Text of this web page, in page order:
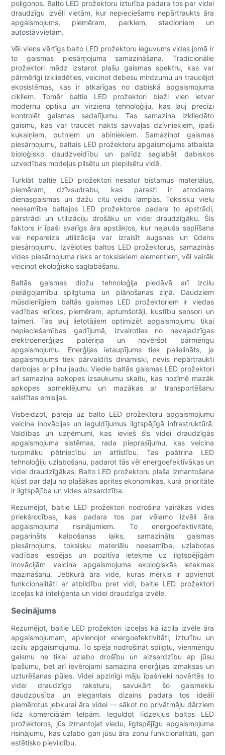
poligonos. Balto LED prožektoru izturība padara tos par videi
draudzīgu izvēli vietām, kur nepieciešams nepārtraukts āra
apgaismojums, piemēram, parkiem, stadioniem un
autostāvvietām.
Vēl viens vērtīgs balto LED prožektoru ieguvums vides jomā ir
to gaismas piesārņojuma samazināšana. Tradicionālie
prožektori mēdz izstarot plašu gaismas spektru, kas var
pārmērīgi izkliedēties, veicinot debesu mirdzumu un traucējot
ekosistēmas, kas ir atkarīgas no dabiskā apgaismojuma
cikliem. Tomēr baltie LED prožektori bieži vien ietver
modernu optiku un virziena tehnoloģiju, kas ļauj precīzi
kontrolēt gaismas sadalījumu. Tas samazina izkliedēto
gaismu, kas var traucēt nakts savvaļas dzīvniekiem, īpaši
kukaiņiem, putniem un abiniekiem. Samazinot gaismas
piesārņojumu, baltais LED prožektoru apgaismojums atbalsta
bioloģisko daudzveidību un palīdz saglabāt dabiskos
uzvedības modeļus pilsētu un piepilsētu vidē.
Turklāt baltie LED prožektori nesatur bīstamus materiālus,
piemēram, dzīvsudrabu, kas parasti ir atrodams
dienasgaismas un dažu citu veidu lampās. Toksisku vielu
neesamība baltajos LED prožektoros padara to apstrādi,
pārstrādi un utilizāciju drošāku un videi draudzīgāku. Šis
faktors ir īpaši svarīgs āra apstākļos, kur nejauša saplīšana
vai nepareiza utilizācija var izraisīt augsnes un ūdens
piesārņojumu. Izvēloties baltos LED prožektorus, samazinās
vides piesārņojuma risks ar toksiskiem elementiem, vēl vairāk
veicinot ekoloģisko saglabāšanu.
Baltās gaismas diožu tehnoloģija piedāvā arī izcilu
pielāgojamību spilgtuma un plānošanas ziņā. Daudziem
mūsdienīgiem baltās gaismas LED prožektoriem ir viedas
vadības ierīces, piemēram, aptumšotāji, kustību sensori un
taimeri. Tas ļauj lietotājiem optimizēt apgaismojumu tikai
nepieciešamības gadījumā, izvairoties no nevajadzīgas
elektroenerģijas patēriņa un novēršot pārmērīgu
apgaismojumu. Enerģijas ietaupījums tiek palielināts, ja
apgaismojums tiek pārvaldīts dinamiski, nevis nepārtraukti
darbojas ar pilnu jaudu. Viedie baltās gaismas LED prožektori
arī samazina apkopes izsaukumu skaitu, kas nozīmē mazāk
apkopes apmeklējumu un mazākas ar transportēšanu
saistītas emisijas.
Visbeidzot, pāreja uz balto LED prožektoru apgaismojumu
veicina inovācijas un ieguldījumus ilgtspējīgā infrastruktūrā.
Valdības un uzņēmumi, kas ievieš šīs videi draudzīgās
apgaismojuma sistēmas, rada pieprasījumu, kas veicina
turpmāku pētniecību un attīstību. Tas paātrina LED
tehnoloģiju uzlabošanu, padarot tās vēl energoefektīvākas un
videi draudzīgākas. Balto LED prožektoru plaša izmantošana
kļūst par daļu no plašākas aprites ekonomikas, kurā prioritāte
ir ilgtspējība un vides aizsardzība.
Rezumējot, baltie LED prožektori nodrošina vairākas vides
priekšrocības, kas padara tos par vēlamo izvēli āra
apgaismojuma risinājumiem. To energoefektivitāte,
pagarināts kalpošanas laiks, samazināts gaismas
piesārņojums, toksisku materiālu neesamība, uzlabotas
vadības iespējas un pozitīva ietekme uz ilgtspējīgām
inovācijām veicina apgaismojuma ekoloģiskās ietekmes
mazināšanu. Jebkurā āra vidē, kuras mērķis ir apvienot
funkcionalitāti ar atbildību pret vidi, baltie LED prožektori
izceļas kā inteliģenta un videi draudzīga izvēle.
Secinājums
Rezumējot, baltie LED prožektori izceļas kā izcila izvēle āra
apgaismojumam, apvienojot energoefektivitāti, izturību un
izcilu apgaismojumu. To spēja nodrošināt spilgtu, vienmērīgu
gaismu ne tikai uzlabo drošību un aizsardzību ap jūsu
īpašumu, bet arī ievērojami samazina enerģijas izmaksas un
uzturēšanas pūles. Videi apzinīgi māju īpašnieki novērtēs to
videi draudzīgo raksturu, savukārt šo gaismekļu
daudzpusība un elegantais dizains padara tos ideāli
piemērotus jebkurai āra videi — sākot no privātmāju dārziem
līdz komerciālām telpām. Ieguldot līdzekļus baltos LED
prožektoros, jūs izmantojat viedu, ilgtspējīgu apgaismojuma
risinājumu, kas uzlabo gan jūsu āra zonu funkcionalitāti, gan
estētisko pievilcību.